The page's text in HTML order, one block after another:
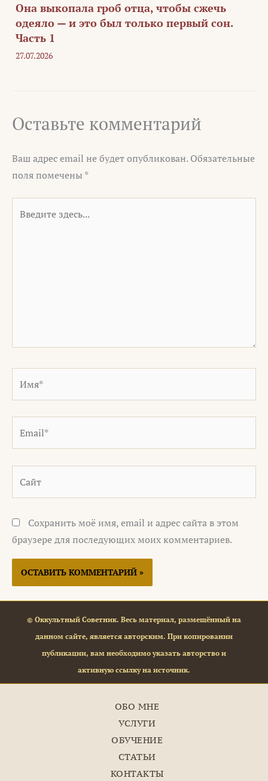
Она выкопала гроб отца, чтобы сжечь
одеяло — и это был только первый сон.
Часть 1
27.07.2026
Оставьте комментарий
Ваш адрес email не будет опубликован. Обязательные
поля помечены *
здесь...
Сохранить моё имя, email и адрес сайта в этом
браузере для последующих моих комментариев.
© Оккультный Советник. Весь материал, размещённый на
данном сайте, является авторским. При копировании
публикации, вам необходимо указать авторство и
активную ссылку на источник.
ОБО МНЕ
УСЛУГИ
ОБУЧЕНИЕ
СТАТЬИ
КОНТАКТЫ